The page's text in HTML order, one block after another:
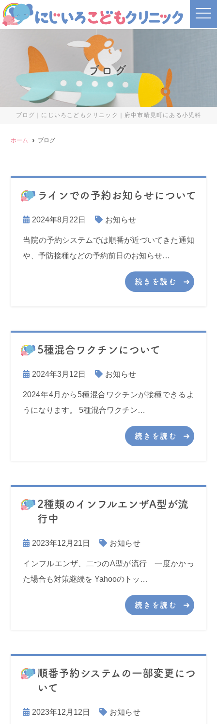
ブログ
ブログ｜にじいろこどもクリニック｜府中市晴見町にある小児科
t
o
i
ホーム ブログ
ラインでの予約お知らせについて
2024年8月22日 お知らせ
当院の予約システムでは順番が近づいてきた通知
や、予防接種などの予約前日のお知らせ…
続きを読む
5種混合ワクチンについて
2024年3月12日 お知らせ
2024年4月から5種混合ワクチンが接種できるよ
うになります。 5種混合ワクチン…
続きを読む
2種類のインフルエンザA型が流
行中
2023年12月21日 お知らせ
インフルエンザ、二つのA型が流行 一度かかっ
た場合も対策継続を Yahooのトッ…
続きを読む
順番予約システムの一部変更につ
いて
2023年12月12日 お知らせ